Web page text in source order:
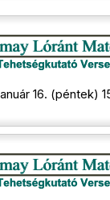
16. (péntek)